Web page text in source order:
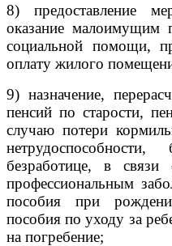
8) предоставление
оказание малоимущим
социальной помощи,
оплату жилого
9) назначение,
пенсий по старости,
случаю потери
безработице, в
профессиональным
пособия при
пособия по уходу за
на погребение;